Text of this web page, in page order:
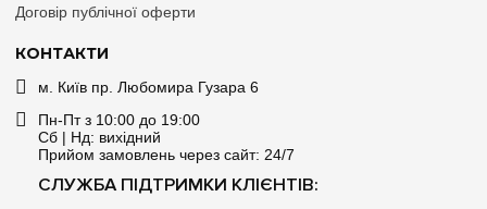
КОНТАКТИ
м. Київ пр. Любомира Гузара 6
Пн-Пт з 10:00 до 19:00
Сб | Нд: вихідний
Прийом замовлень через сайт: 24/7
СЛУЖБА ПІДТРИМКИ КЛІЄНТІВ:
Договір публічної оферти